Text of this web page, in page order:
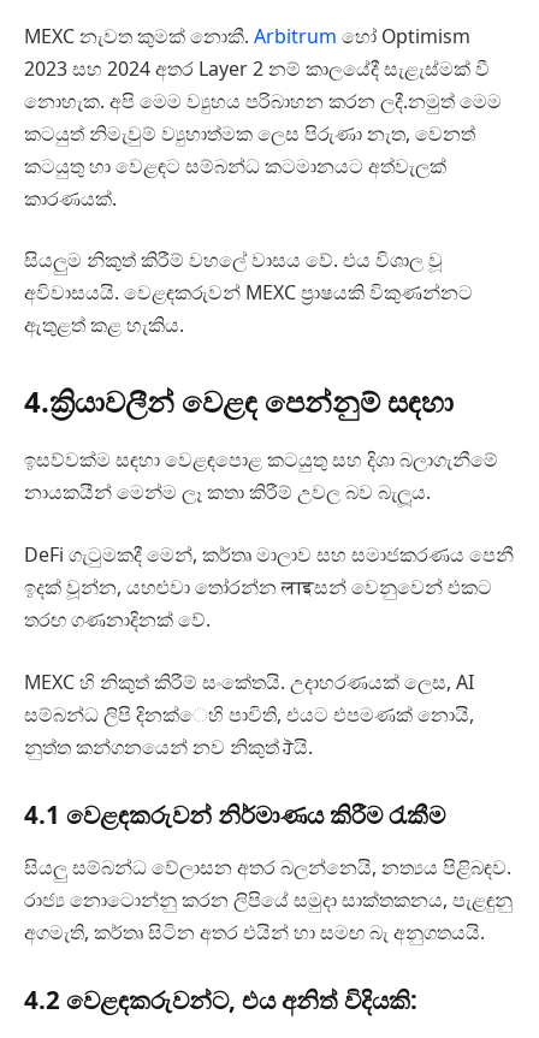
MEXC නැවත කුමක් නොකී. Arbitrum හෝ Optimism
2023 සහ 2024 අතර Layer 2 නම් කාලයේදී සැළැස්මක් වී
නොහැක. අපි මෙම ව්‍යුහය පරිබාහන කරන ලදී.නමුත් මෙම
කටයුත් නිමැවුම් ව්‍යුහාත්මක ලෙස පිරුණා නැත, වෙනත්
කටයුතු හා වෙළඳට සම්බන්ධ කටමානයට අත්වැලක්
කාරණයක්.
සියලුම නිකුත් කිරීම් වහලේ වාසය වේ. එය විශාල වූ
අවිවාසයයි. වෙළඳකරුවන් MEXC ප්‍රාෂයකි විකුණන්නට
ඇතුළත් කළ හැකිය.
4.ක්‍රියාවලීන් වෙළඳ පෙන්නුම් සඳහා
ඉසව්වක්ම සඳහා වෙළඳපොළ කටයුතු සහ දිශා බලාගැනීමේ
නායකයීන් මෙන්ම ලෑ කතා කිරීම් උවල බව බැලූය.
DeFi ගැටුමකදී මෙන්, කර්තෘ මාලාව සහ සමාජකරණය පෙනී
ඉදක් වූන්න, යහළුවා තෝරන්න लाइසන් වෙනුවෙන් එකට
තරඟ ගණනාදිනක් වේ.
MEXC හි නිකුත් කිරීම් සංකේතයි. උදාහරණයක් ලෙස, AI
සම්බන්ධ ලිපි දිනක්ෙහි පාවිති, එයට එපමණක් නොයි,
නුත්ත කන්ගනයෙන් නව නිකුත් ਹੋයි.
4.1 වෙළඳකරුවන් නිර්මාණය කිරීම රැකීම
සියලු සම්බන්ධ වේලාසන අතර බලන්නෙයි, නත්‍යය පිළිබඳව.
රාජ්‍ය නොටොන්නු කරන ලිපියේ සමුදා සාක්තකනය, පැළඳුනු
අගමැති, කර්තෘ සිටින අතර එයින් හා සමඟ බැ අනුගතයයි.
4.2 වෙළඳකරුවන්ට, එය අනිත් විදියකි: